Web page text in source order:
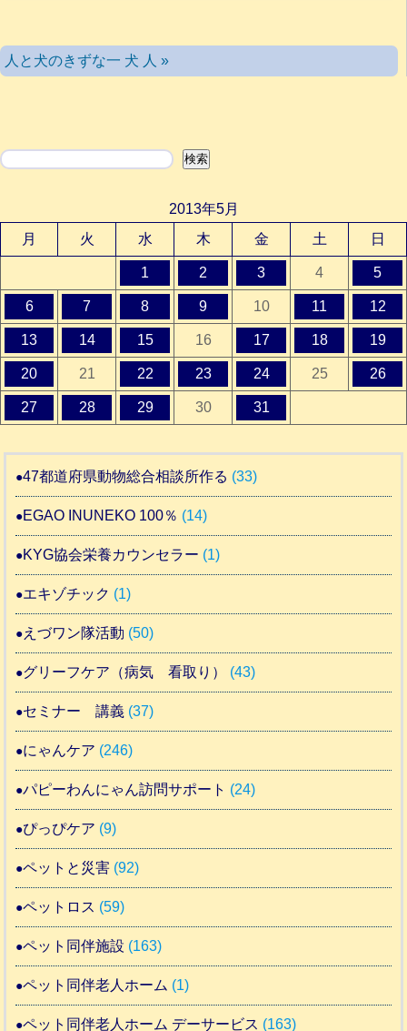
人と犬のきずな一 犬 人 »
検索 検索
2013年5月
月
火 水 木 金 土 日
1 2 3 4 5
6 7 8 9 10 11 12
13 14 15 16 17 18 19
20 21 22 23 24 25 26
27 28 29 30 31
47都道府県動物総合相談所作る (33)
EGAO INUNEKO 100％ (14)
KYG協会栄養カウンセラー (1)
エキゾチック (1)
えづワン隊活動 (50)
グリーフケア（病気 看取り） (43)
セミナー 講義 (37)
にゃんケア (246)
パピーわんにゃん訪問サポート (24)
ぴっぴケア (9)
ペットと災害 (92)
ペットロス (59)
ペット同伴施設 (163)
ペット同伴老人ホーム (1)
ペット同伴老人ホーム デーサービス (163)